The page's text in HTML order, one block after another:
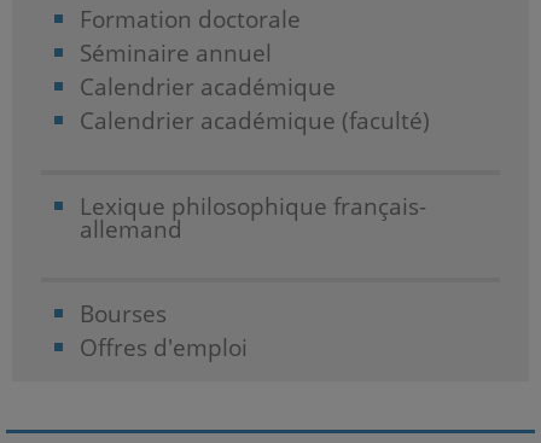
Formation doctorale
Séminaire annuel
Calendrier académique
Calendrier académique (faculté)
Lexique philosophique français-
allemand
Bourses
Offres d'emploi